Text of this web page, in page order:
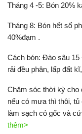
Tháng 4 -5: Bón 20%
Tháng 8: Bón hết số
40%đạm .
Cách bón: Đào sâu 15
rải đều phân, lấp đất
Chăm sóc thời kỳ cho
nếu có mưa thì thôi,
làm sạch cỏ gốc và
thêm>